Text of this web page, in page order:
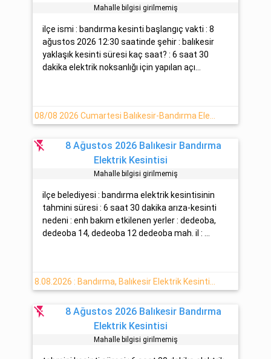
Mahalle bilgisi girilmemiş
ilçe ismi : bandırma kesinti başlangıç vakti : 8
ağustos 2026 12:30 saatinde şehir : balıkesir
yaklaşık kesinti süresi kaç saat? : 6 saat 30
dakika elektrik noksanlığı için yapılan açı...
flash_off
8 Ağustos 2026 Balıkesir Bandırma
Elektrik Kesintisi
Mahalle bilgisi girilmemiş
ilçe belediyesi : bandırma elektrik kesintisinin
tahmini süresi : 6 saat 30 dakika arıza-kesinti
nedeni : enh bakım etkilenen yerler : dedeoba,
dedeoba 14, dedeoba 12 dedeoba mah. il : ...
flash_off
8 Ağustos 2026 Balıkesir Bandırma
Elektrik Kesintisi
Mahalle bilgisi girilmemiş